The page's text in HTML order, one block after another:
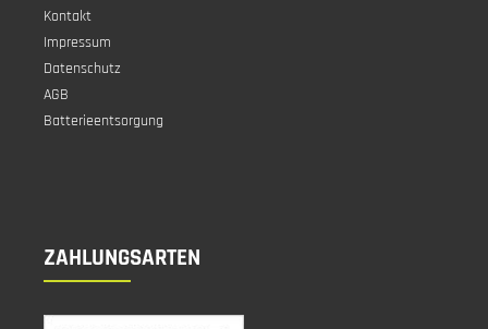
Kontakt
Impressum
Datenschutz
AGB
Batterieentsorgung
ZAHLUNGSARTEN